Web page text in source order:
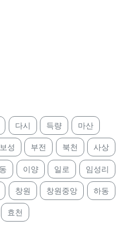
다시 득량 마산
보성 부전 북천 사상
이양 일로 임성리
창원 창원중앙 하동
효천